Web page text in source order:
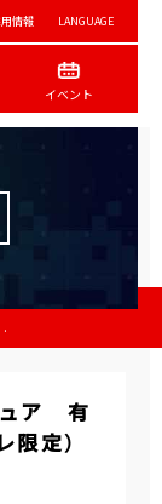
情報 LANGUAGE
イベント
ア 有
定）